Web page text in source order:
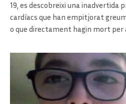
19, es descobreixi una inadvertida
cardíacs que han empitjorat
o que directament hagin mort per